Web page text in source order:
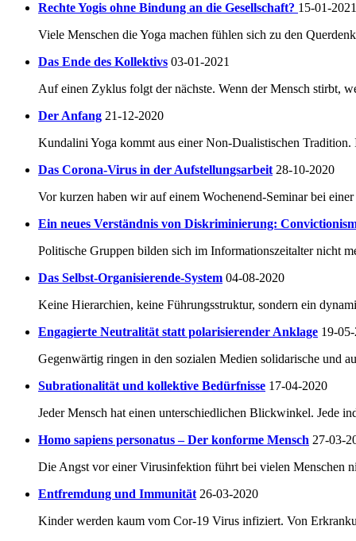
Rechte Yogis ohne Bindung an die Gesellschaft? 15-01-2021
Viele Menschen die Yoga machen fühlen sich zu den
Das Ende des Kollektivs 03-01-2021
Auf einen Zyklus folgt der nächste. Wenn der Mensch stirbt,
Der Anfang 21-12-2020
Kundalini Yoga kommt aus einer Non-Dualistischen
Das Corona-Virus in der Aufstellungsarbeit 28-10-2020
Vor kurzen haben wir auf einem Wochenend-Seminar bei
Ein neues Verständnis von Diskriminierung:
Politische Gruppen bilden sich im Informationszeitalter nicht
Das Selbst-Organisierende-System 04-08-2020
Keine Hierarchien, keine Führungsstruktur, sondern ein
Engagierte Neutralität statt polarisierender Anklage 19-
Gegenwärtig ringen in den sozialen Medien solidarische und
Subrationalität und kollektive Bedürfnisse 17-04-2020
Jeder Mensch hat einen unterschiedlichen Blickwinkel. Jede
Homo sapiens personatus – Der konforme Mensch 27-03-
Die Angst vor einer Virusinfektion führt bei vielen Menschen
Entfremdung und Immunität 26-03-2020
Kinder werden kaum vom Cor-19 Virus infiziert. Von